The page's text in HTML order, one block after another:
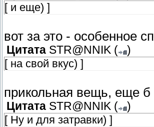
[ и еще) ]
вот за это - особенное
Цитата STR@NNIK (
)
[ на свой вкус) ]
прикольная вещь, еще б
Цитата STR@NNIK (
)
[ Ну и для затравки) ]